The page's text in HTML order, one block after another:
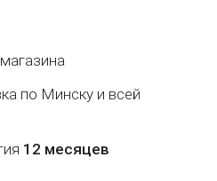
по Минску и всей
12 месяцев